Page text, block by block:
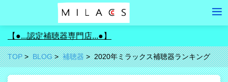
【●...認定補聴器専門店...●】
TOP BLOG 補聴器 2020年ミラックス補聴器ランキング